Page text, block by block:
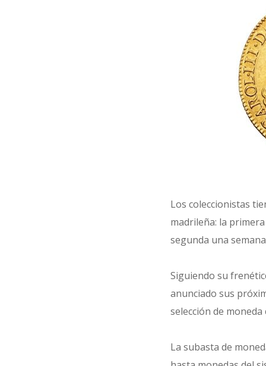
Los coleccionistas
madrileña: la
segunda una
Siguiendo su
anunciado sus
selección de
La subasta de